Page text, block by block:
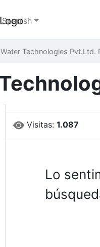
Spanish
Water Technologies Pvt.Ltd.
Visitas: 1.087
Lo